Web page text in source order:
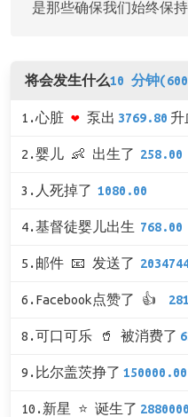
是那些确保我们始终保
将会发生什么10 分钟
1.心脏 ❤ 泵出 3769.80 升
2.婴儿 👶 出生了 258.00
3.人死掉了 1080.00
4.基督徒婴儿出生 768.00
5.邮件 📧 发送了
6.Facebook点赞了 👍
8.可口可乐 🥤 被消费了
9.比尔盖茨挣了 150000.00
10.新星 ⭐ 诞生了